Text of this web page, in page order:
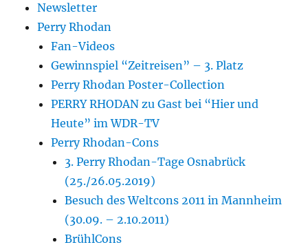
Newsletter
Perry Rhodan
Fan-Videos
Gewinnspiel “Zeitreisen” – 3. Platz
Perry Rhodan Poster-Collection
PERRY RHODAN zu Gast bei “Hier und
Heute” im WDR-TV
Perry Rhodan-Cons
3. Perry Rhodan-Tage Osnabrück
(25./26.05.2019)
Besuch des Weltcons 2011 in Mannheim
(30.09. – 2.10.2011)
BrühlCons